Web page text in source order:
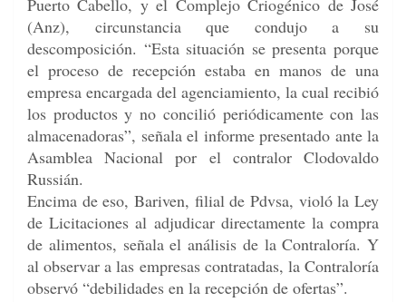
Puerto Cabello, y el Complejo Criogénico de José
(Anz), circunstancia que condujo a su
descomposición. “Esta situación se presenta porque
el proceso de recepción estaba en manos de una
empresa encargada del agenciamiento, la cual recibió
los productos y no concilió periódicamente con las
almacenadoras”, señala el informe presentado ante la
Asamblea Nacional por el contralor Clodovaldo
Russián.
Encima de eso, Bariven, filial de Pdvsa, violó la Ley
de Licitaciones al adjudicar directamente la compra
de alimentos, señala el análisis de la Contraloría. Y
al observar a las empresas contratadas, la Contraloría
observó “debilidades en la recepción de ofertas”.